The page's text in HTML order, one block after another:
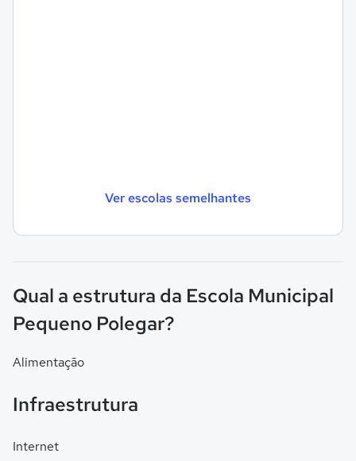
Ver escolas semelhantes
Qual a estrutura da Escola Municipal
Pequeno Polegar?
Alimentação
Infraestrutura
Internet